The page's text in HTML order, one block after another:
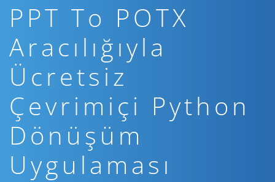
PPT To POTX
Aracılığıyla
Ücretsiz
Çevrimiçi Python
Dönüşüm
Uygulaması